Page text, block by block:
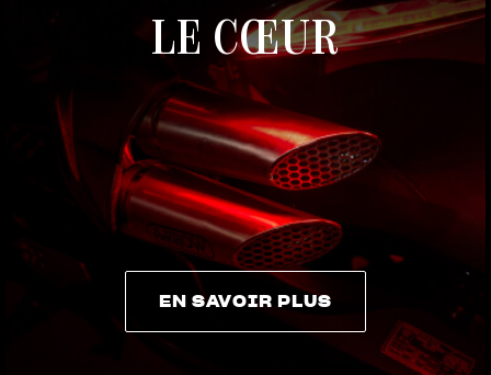
LE CŒUR
EN SAVOIR PLUS